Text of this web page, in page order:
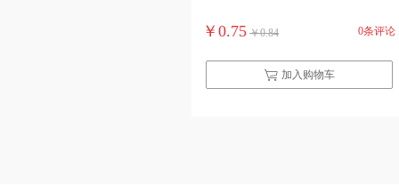
￥0.75 ￥0.84 0条评论
加入购物车